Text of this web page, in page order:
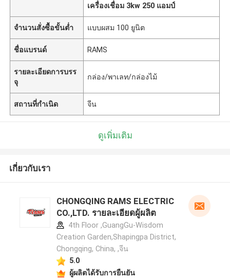
เครื่องเชื่อม 3kw 250 แอมป์
จำนวนสั่งซื้อขั้นต่ำ แบบผสม 100 ยูนิต
ชื่อแบรนด์ RAMS
รายละเอียดการบรร
จุ
กล่อง/พาเลท/กล่องไม้
สถานที่กำเนิด จีน
ดูเพิ่มเติม
เกี่ยวกับเรา
CHONGQING RAMS ELECTRIC
CO.,LTD. รายละเอียดผู้ผลิต
4th Floor ,GuangGu-Wisdom
Creation Garden,Shapingpa District,
Chongqing, China, ,จีน
5.0
ผู้ผลิตได้รับการยืนยัน